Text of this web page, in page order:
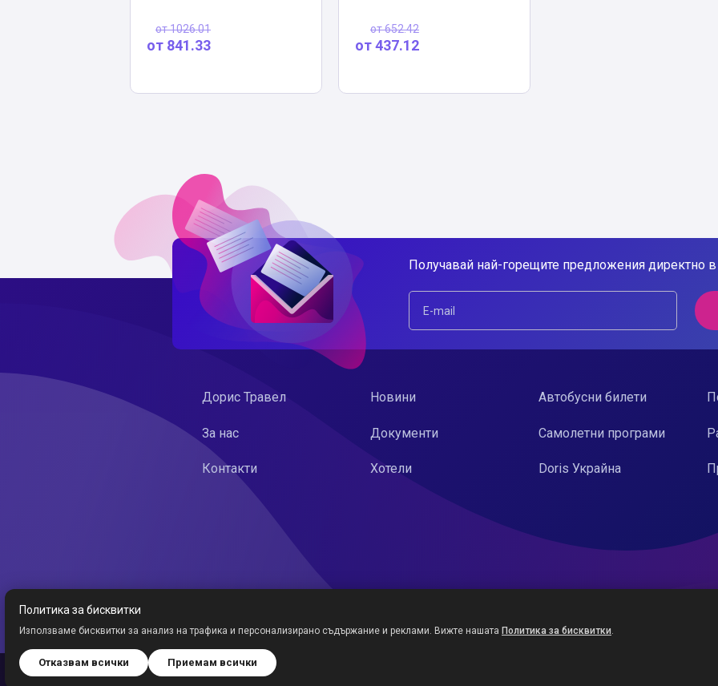
от1026.01
от 841.33
от652.42
от437.12
Получавай най-горещите предложения директно
Дорис Травел
За нас
Контакти
Новини
Документи
Хотели
Автобусни билети
Самолетни програми
Doris Украйна
Политика за бисквитки
Използваме бисквитки за анализ на трафика и персонализирано съдържание и реклами. Вижте нашата Политика за бисквитки.
Отказвам всички Приемам всички